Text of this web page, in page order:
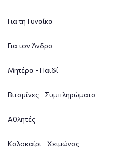
Για τη Γυναίκα
Για τον Άνδρα
Μητέρα - Παιδί
Βιταμίνες - Συμπληρώματα
Αθλητές
Καλοκαίρι - Χειμώνας